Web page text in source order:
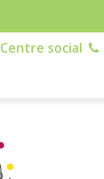
Centre social